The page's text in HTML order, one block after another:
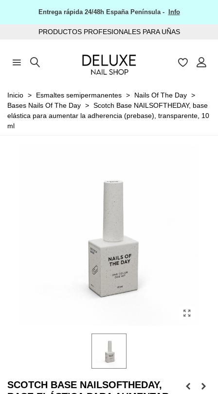
Entrega rápida 24/48h España Península - Info
PRODUCTOS PROFESIONALES PARA UÑAS
Inicio > Esmaltes semipermanentes > Nails Of The Day >
Bases Nails Of The Day > Scotch Base NAILSOFTHEDAY, base
elástica para aumentar la adherencia (prebase), transparente, 10
ml
SCOTCH BASE NAILSOFTHEDAY,